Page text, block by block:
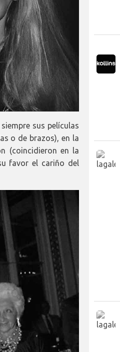
sus películas
o de brazos), en la
(coincidieron en la
favor el cariño del